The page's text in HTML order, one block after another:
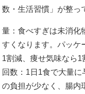
数・生活習慣」が整っ
量：食べすぎは未消化
すくなります。パッケ
1割減、痩せ気味なら1
回数：1日1食で大量
の負担が少なく、腸内